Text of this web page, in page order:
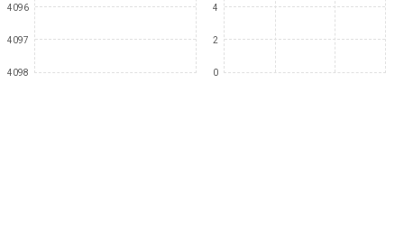
4096
4097
4098
4
2
0